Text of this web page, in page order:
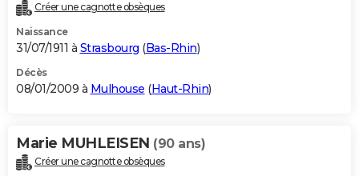
Créer une cagnotte obsèques
Naissance
31/07/1911 à Strasbourg (Bas-Rhin)
Décès
08/01/2009 à Mulhouse (Haut-Rhin)
Marie MUHLEISEN (90 ans)
Créer une cagnotte obsèques